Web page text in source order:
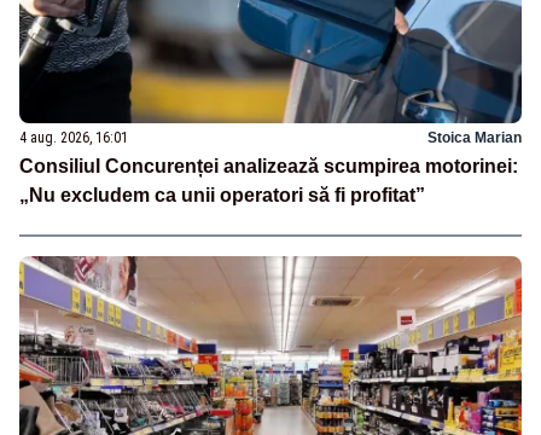
4 aug. 2026, 16:01 Stoica Marian
Consiliul Concurenței analizează scumpirea motorinei:
„Nu excludem ca unii operatori să fi profitat”